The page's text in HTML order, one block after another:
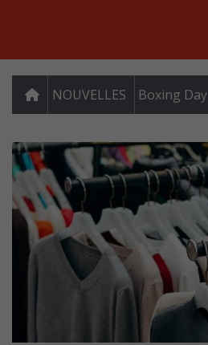
NOUVELLES Boxing Day